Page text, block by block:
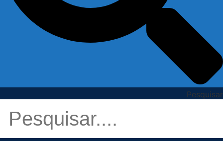
Pesquisar